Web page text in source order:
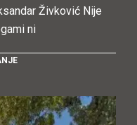
Živković Nije
ni